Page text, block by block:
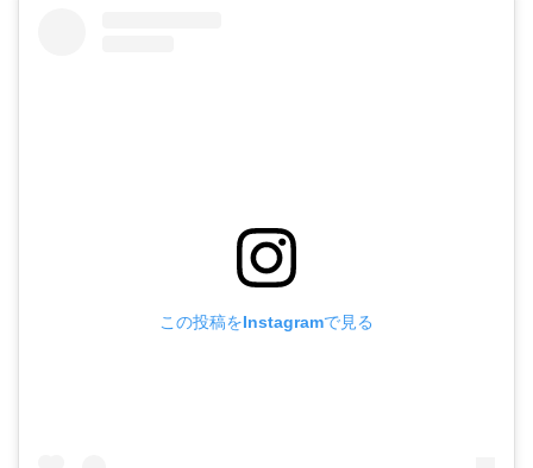
この投稿をInstagramで見る